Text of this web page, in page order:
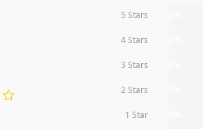
5 Stars
4 Stars
3 Stars
2 Stars
1 Star